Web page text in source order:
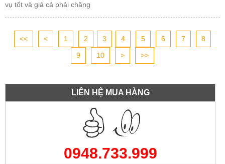
vụ tốt và giá cả phải chăng
<< < 1 2 3 4 5 6 7 8
9 10 > >>
LIÊN HỆ MUA HÀNG
0948.733.999